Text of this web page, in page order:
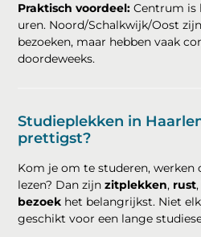
Praktisch voordeel: Centrum is
uren. Noord/Schalkwijk/Oost
bezoeken, maar hebben vaak
doordeweeks.
Studieplekken in
prettigst?
Kom je om te studeren, werken
lezen? Dan zijnzitplekken, rust
bezoek het belangrijkst. Niet
geschikt voor een lange